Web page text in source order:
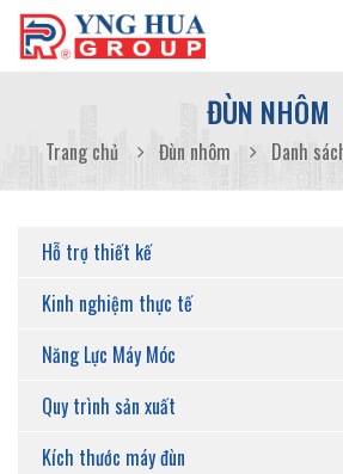
ĐÙN NHÔM
Trang chủ Đùn nhôm Danh
Hỗ trợ thiết kế
Kinh nghiệm thực tế
Năng Lực Máy Móc
Quy trình sản xuất
Kích thước máy đùn